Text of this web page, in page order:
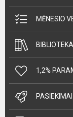
MĖNESIO
1,2%
PASIEKIMAI